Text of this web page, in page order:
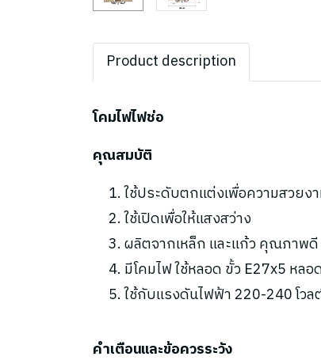
Product description
โคมไฟไฟช่อ
คุณสมบัติ
ใช้ประดับตกแต่งเพื่อความสวยง
ใช้เปิดเพื่อให้แสงสว่าง
ผลิตจากเหล็ก และแก้ว คุณภาพ
มีโคมไฟ ใช้หลอด ขั้ว E27x5 หล
ใช้กับแรงดันไฟฟ้า 220-240 โว
คำเตือนและข้อควรระวัง